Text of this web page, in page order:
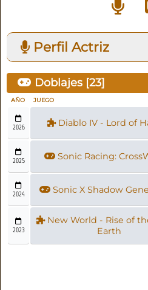
Perfil Actriz
Doblajes [23]
AÑO JUEGO
2026 Diablo IV - Lord of
2025 Sonic Racing:
2024 Sonic X Shadow
2023
New World - Rise of
Earth